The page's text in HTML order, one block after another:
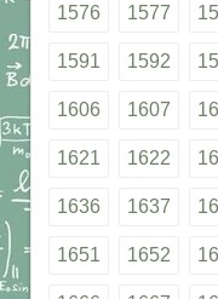
1576 1577
1591 1592
1606 1607
1621 1622
1636 1637
1651 1652